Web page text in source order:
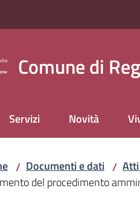
Comune di
Servizi Novità
/ Documenti e dati /
del procedimento